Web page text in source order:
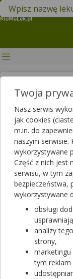
Znajdź lek w swojej
Ranking
Artykuł
Publikacja: 2021-
Dla wielu osób
wystarczające,
Dlatego też coraz
szczoteczek
bezpieczne mycie
się jednak jeszcze
soniczne. W tym
szczoteczek
Artykuł
magister
Twoja
Nasz serwis
jak cookies
m.in. do
naszym serwisie.
wykorzystywane
Część z nich jest
serwisu, w tym
bezpieczeństwa,
wykorzystywane
obsługi
analizy
strony,
tym reklam